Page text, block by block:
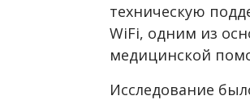
техническую
WiFi, одним из
медицинской
Исследование